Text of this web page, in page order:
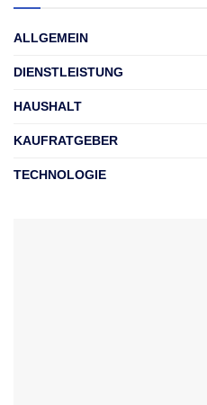
ALLGEMEIN
DIENSTLEISTUNG
HAUSHALT
KAUFRATGEBER
TECHNOLOGIE